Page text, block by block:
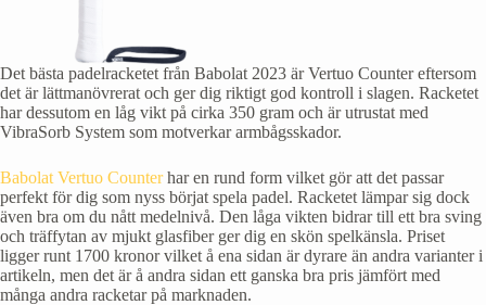
Det bästa padelracketet från Babolat 2023 är Vertuo Counter eftersom
det är lättmanövrerat och ger dig riktigt god kontroll i slagen. Racketet
har dessutom en låg vikt på cirka 350 gram och är utrustat med
VibraSorb System som motverkar armbågsskador.
Babolat Vertuo Counterhar en rund form vilket gör att det passar
perfekt för dig som nyss börjat spela padel. Racketet lämpar sig dock
även bra om du nått medelnivå. Den låga vikten bidrar till ett bra sving
och träffytan av mjukt glasfiber ger dig en skön spelkänsla. Priset
ligger runt 1700 kronor vilket å ena sidan är dyrare än andra varianter i
artikeln, men det är å andra sidan ett ganska bra pris jämfört med
många andra racketar på marknaden.